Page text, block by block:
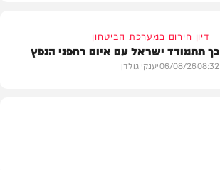
דיון חירום במערכת הביטחון
כך תתמודד ישראל עם איום רחפני הנפץ
08:32
06/08/26יענקי גולדן